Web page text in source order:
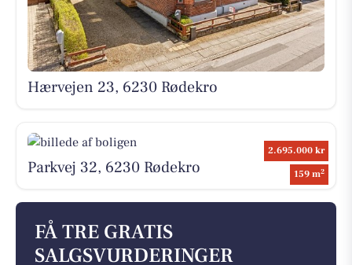
Hærvejen 23, 6230 Rødekro
2.695.000 kr
159 m2
Parkvej 32, 6230 Rødekro
FÅ TRE GRATIS
SALGSVURDERINGER